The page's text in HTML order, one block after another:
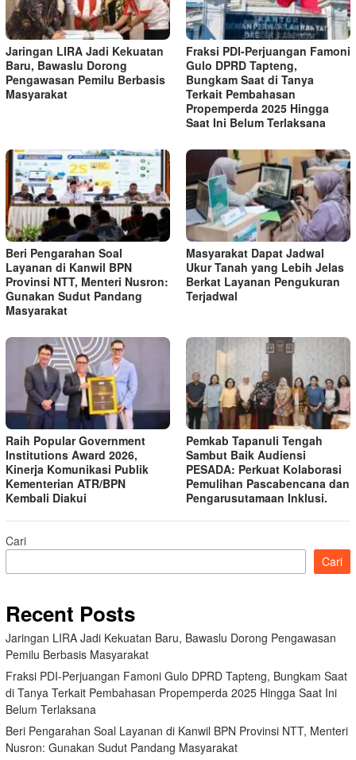
Jaringan LIRA Jadi Kekuatan
Baru, Bawaslu Dorong
Pengawasan Pemilu Berbasis
Masyarakat
Fraksi PDI-Perjuangan Famoni
Gulo DPRD Tapteng,
Bungkam Saat di Tanya
Terkait Pembahasan
Propemperda 2025 Hingga
Saat Ini Belum Terlaksana
Beri Pengarahan Soal
Layanan di Kanwil BPN
Provinsi NTT, Menteri Nusron:
Gunakan Sudut Pandang
Masyarakat
Masyarakat Dapat Jadwal
Ukur Tanah yang Lebih Jelas
Berkat Layanan Pengukuran
Terjadwal
Raih Popular Government
Institutions Award 2026,
Kinerja Komunikasi Publik
Kementerian ATR/BPN
Kembali Diakui
Pemkab Tapanuli Tengah
Sambut Baik Audiensi
PESADA: Perkuat Kolaborasi
Pemulihan Pascabencana dan
Pengarusutamaan Inklusi.
Cari
Cari
Recent Posts
Jaringan LIRA Jadi Kekuatan Baru, Bawaslu Dorong Pengawasan
Pemilu Berbasis Masyarakat
Fraksi PDI-Perjuangan Famoni Gulo DPRD Tapteng, Bungkam Saat
di Tanya Terkait Pembahasan Propemperda 2025 Hingga Saat Ini
Belum Terlaksana
Beri Pengarahan Soal Layanan di Kanwil BPN Provinsi NTT, Menteri
Nusron: Gunakan Sudut Pandang Masyarakat